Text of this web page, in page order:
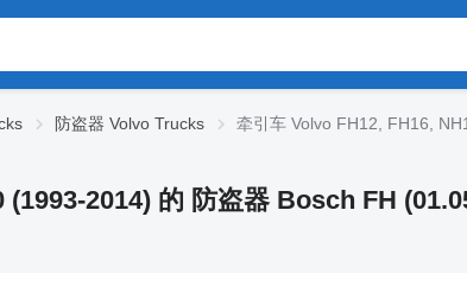
防盗器 Volvo Trucks 牵引车 Volvo FH12, FH16,
2014) 的 防盗器 Bosch FH